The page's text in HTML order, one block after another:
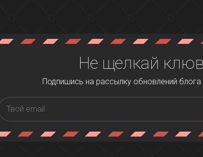
Не щелкай
Подпишись на рассылку обновлений блога